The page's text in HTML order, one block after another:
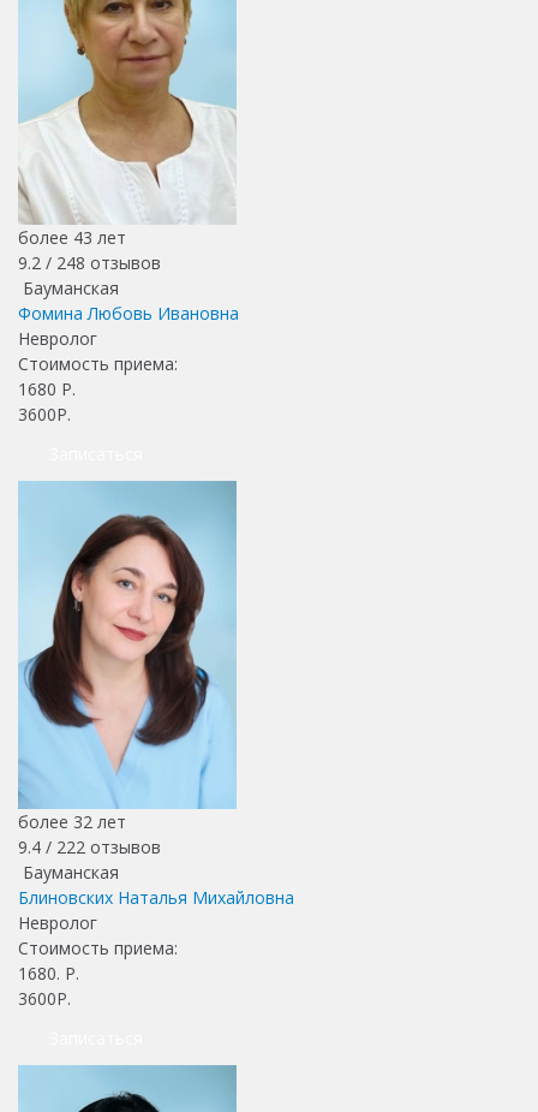
более 43 лет
9.2 / 248 отзывов
Бауманская
Фомина Любовь Ивановна
Невролог
Стоимость приема:
1680 Р.
3600Р.
более 32 лет
9.4 / 222 отзывов
Бауманская
Блиновских Наталья Михайловна
Невролог
Стоимость приема:
1680. Р.
3600Р.